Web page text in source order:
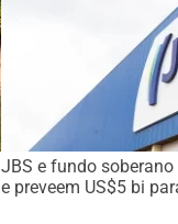
JBS e fundo
e preveem US$5 bi